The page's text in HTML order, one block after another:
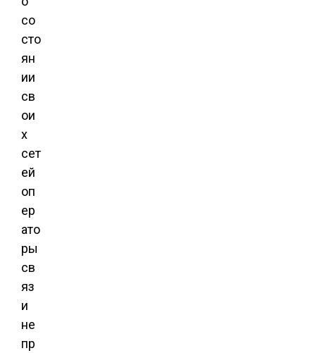
со
сто
ян
ии
св
ои
х
сет
ей
оп
ер
ато
ры
св
яз
и
не
пр